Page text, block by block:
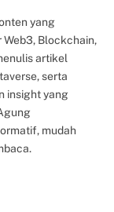
yang
Blockchain,
artikel
serta
insight yang
mudah